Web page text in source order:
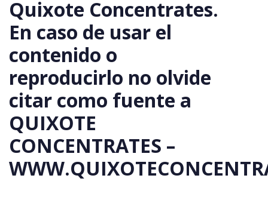
Quixote Concentrates.
En caso de usar el
contenido o
reproducirlo no olvide
citar como fuente a
QUIXOTE
CONCENTRATES –